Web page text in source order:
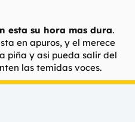
esta su hora mas dura.
en apuros, y el merece
piña y asi pueda salir del
las temidas voces.